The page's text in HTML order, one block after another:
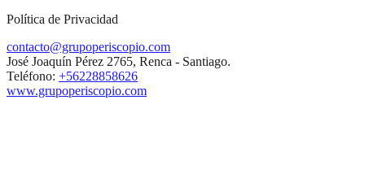
Política de Privacidad
contacto@grupoperiscopio.com
José Joaquín Pérez 2765, Renca - Santiago.
Teléfono: +56228858626
www.grupoperiscopio.com